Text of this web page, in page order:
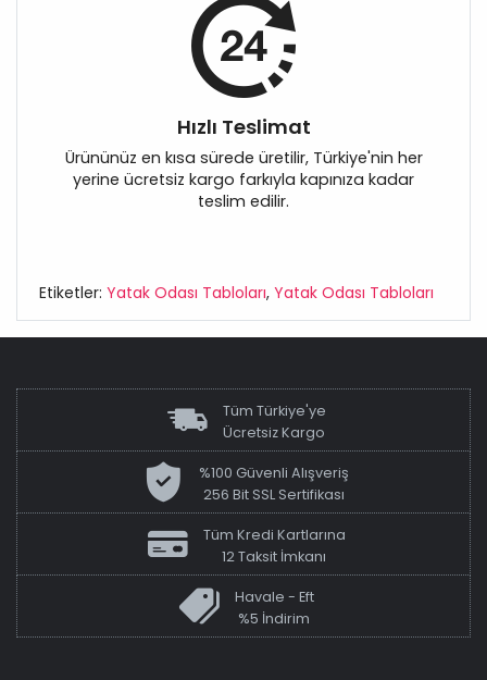
Hızlı Teslimat
Ürününüz en kısa sürede üretilir, Türkiye'nin her
yerine ücretsiz kargo farkıyla kapınıza kadar
teslim edilir.
Etiketler: Yatak Odası Tabloları, Yatak Odası Tabloları
Tüm Türkiye'ye
Ücretsiz Kargo
%100 Güvenli Alışveriş
256 Bit SSL Sertifikası
Tüm Kredi Kartlarına
12 Taksit İmkanı
Havale - Eft
%5 İndirim